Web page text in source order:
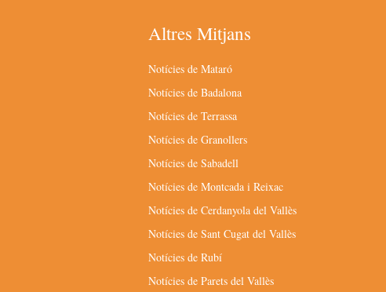
Altres Mitjans
Notícies de Mataró
Notícies de Badalona
Notícies de Terrassa
Notícies de Granollers
Notícies de Sabadell
Notícies de Montcada i Reixac
Notícies de Cerdanyola del Vallès
Notícies de Sant Cugat del Vallès
Notícies de Rubí
Notícies de Parets del Vallès